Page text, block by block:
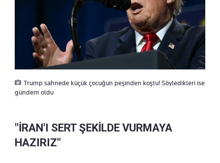
Trump sahnede küçük çocuğun peşinden koştu! Söyledikleri ise
gündem oldu
"İRAN'I SERT ŞEKİLDE VURMAYA
HAZIRIZ"